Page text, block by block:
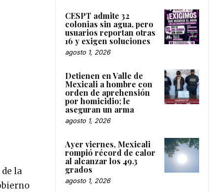
la
CESPT admite 32
colonias sin agua, pero
usuarios reportan otras
16 y exigen soluciones
agosto 1, 2026
Detienen en Valle de
Mexicali a hombre con
orden de aprehensión
por homicidio; le
aseguran un arma
agosto 1, 2026
Ayer viernes, Mexicali
rompió récord de calor
al alcanzar los 49.3
grados
agosto 1, 2026